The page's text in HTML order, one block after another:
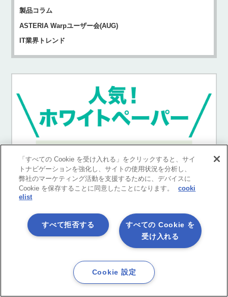
製品コラム
ASTERIA Warpユーザー会(AUG)
IT業界トレンド
「すべての Cookie を受け入れる」をクリックすると、サイ
トナビゲーションを強化し、サイトの使用状況を分析し、
弊社のマーケティング活動を支援するために、デバイスに
Cookie を保存することに同意したことになります。
cooki
elist
すべての Cookie を
受け入れる
すべて拒否する
Cookie 設定